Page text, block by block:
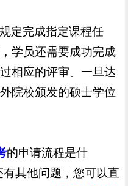
定完成指定课程任
学员还需要成功完成
相应的评审。一旦达
院校颁发的硕士学位
的申请流程是什
其他问题，您可以直